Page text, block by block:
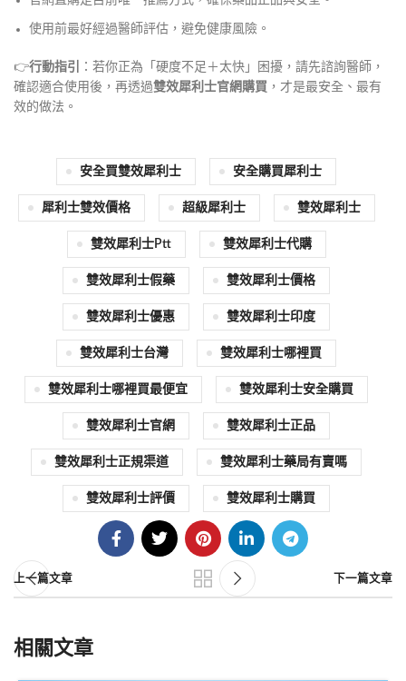
使用前最好經過醫師評估，避免健康風險。
👉行動指引
：若你正為「硬度不足＋太快」困擾，請先諮詢醫師，
確認適合使用後，再透過雙效犀利士官網購買 ，才是最安全、最有
效的做法。
安全買雙效犀利士 安全購買犀利士
犀利士雙效價格 超級犀利士 雙效犀利士
雙效犀利士ptt 雙效犀利士代購
雙效犀利士假藥 雙效犀利士價格
雙效犀利士優惠 雙效犀利士印度
雙效犀利士台灣 雙效犀利士哪裡買
雙效犀利士哪裡買最便宜 雙效犀利士安全購買
雙效犀利士官網 雙效犀利士正品
雙效犀利士正規渠道 雙效犀利士藥局有賣嗎
雙效犀利士評價 雙效犀利士購買
上一篇文章 下一篇文章
相關文章